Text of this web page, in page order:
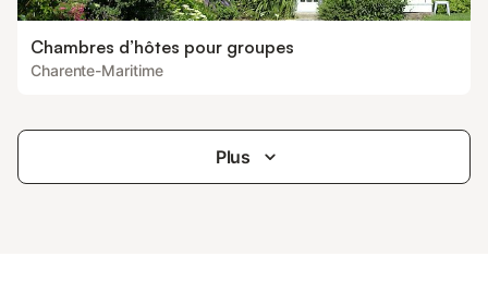
Chambres d’hôtes pour groupes
Charente-Maritime
Plus